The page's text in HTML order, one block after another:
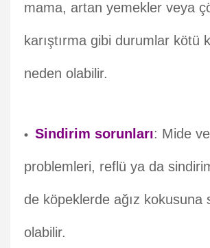
mama, artan yemekler veya
karıştırma gibi durumlar kötü
neden olabilir.
Sindirim sorunları: Mide
problemleri, reflü ya da
de köpeklerde ağız kokusuna
olabilir.